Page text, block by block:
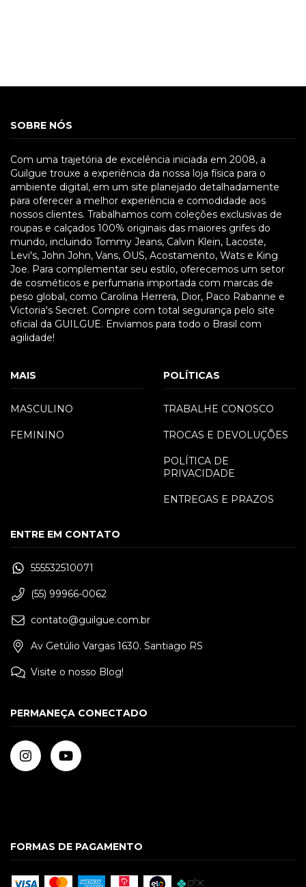
SOBRE NÓS
Com uma trajetória de excelência iniciada em 2008, a
Guilgue trouxe a experiência da nossa loja física para o
ambiente digital, em um site planejado detalhadamente
para oferecer a melhor experiência e comodidade aos
nossos clientes. Trabalhamos com coleções exclusivas de
roupas e calçados 100% originais das maiores grifes do
mundo, incluindo Tommy Jeans, Calvin Klein, Lacoste,
Levi's, John John, Vans, OUS, Acostamento, Wats e King
Joe. Para complementar seu estilo, oferecemos um setor
de cosméticos e perfumaria importada com marcas de
peso global, como Carolina Herrera, Dior, Paco Rabanne e
Victoria's Secret. Compre com total segurança pelo site
oficial da GUILGUE. Enviamos para todo o Brasil com
agilidade!
MAIS
MASCULINO
FEMININO
POLÍTICAS
TRABALHE CONOSCO
TROCAS E DEVOLUÇÕES
POLÍTICA DE
PRIVACIDADE
ENTREGAS E PRAZOS
ENTRE EM CONTATO
555532510071
(55) 99966-0062
contato@guilgue.com.br
Av Getúlio Vargas 1630. Santiago RS
Visite o nosso Blog!
PERMANEÇA CONECTADO
FORMAS DE PAGAMENTO